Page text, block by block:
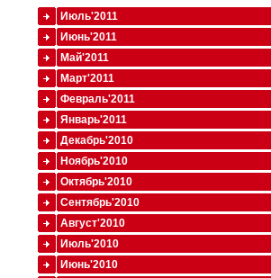
Июль'2011
Июнь'2011
Май'2011
Март'2011
Февраль'2011
Январь'2011
Декабрь'2010
Ноябрь'2010
Октябрь'2010
Сентябрь'2010
Август'2010
Июль'2010
Июнь'2010